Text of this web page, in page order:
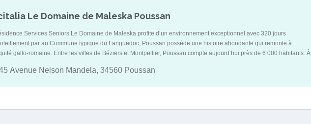
Le Domaine de Maleska Poussan
Services Seniors Le Domaine de Maleska profite d’un environnement exceptionnel avec 320 jours
par an.Commune typique du Languedoc, Poussan possède une histoire abondante qui remonte à
gallo-romaine. Entre les villes de Béziers et Montpellier, Poussan compte aujourd’hui près de 6 000 habitants. À
qui sont très facilement accessibles à pied (épicerie, boulangerie, Poste, bureau de presse, restaurants,
Avenue Nelson Mandela, 34560 Poussan